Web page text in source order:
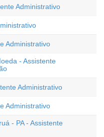
Administrativo
Administrativo
- Assistente
Administrativo
Administrativo
- PA - Assistente